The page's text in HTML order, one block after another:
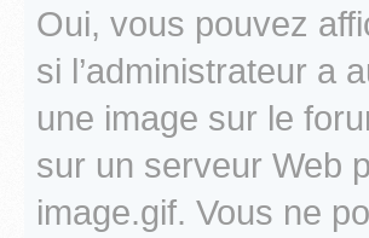
Oui, vous pouvez
si l’administrateur a
une image sur le
sur un serveur Web
image.gif. Vous ne